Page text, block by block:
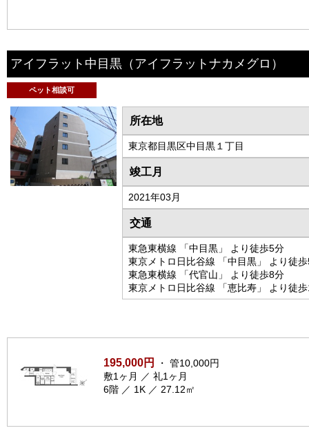
アイフラット中目黒 （アイフラットナカメグロ）
ペット相談可
所在地
東京都目黒区中目黒１丁目
竣工月
2021年03月
交通
東急東横線 「中目黒」 より徒歩5分
東京メトロ日比谷線 「中目黒」 より徒
東急東横線 「代官山」 より徒歩8分
東京メトロ日比谷線 「恵比寿」 より徒
195,000円
・ 管10,000円
敷1ヶ月 ／ 礼1ヶ月
6階 ／ 1K ／ 27.12㎡